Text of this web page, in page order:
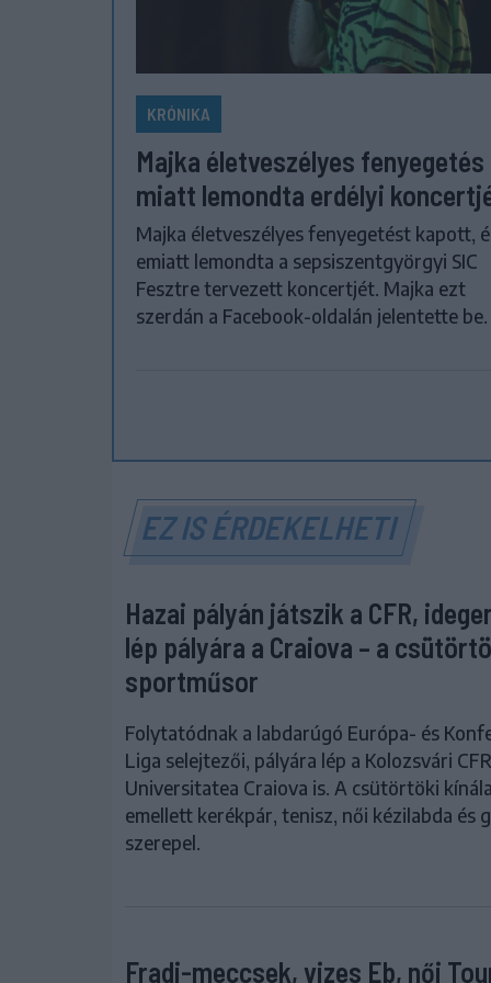
KRÓNIKA
Majka életveszélyes fenyegetés
miatt lemondta erdélyi
Majka életveszélyes fenyegetést kapott,
emiatt lemondta a sepsiszentgyörgyi SIC
Fesztre tervezett koncertjét. Majka ezt
szerdán a Facebook-oldalán jelentette be.
EZ IS ÉRDEKELHETI
Hazai pályán játszik a CFR,
lép pályára a Craiova – a
sportműsor
Folytatódnak a labdarúgó Európa- és
Liga selejtezői, pályára lép a Kolozsvári
Universitatea Craiova is. A csütörtöki
emellett kerékpár, tenisz, női kézilabda és
szerepel.
Fradi-meccsek, vizes Eb, női